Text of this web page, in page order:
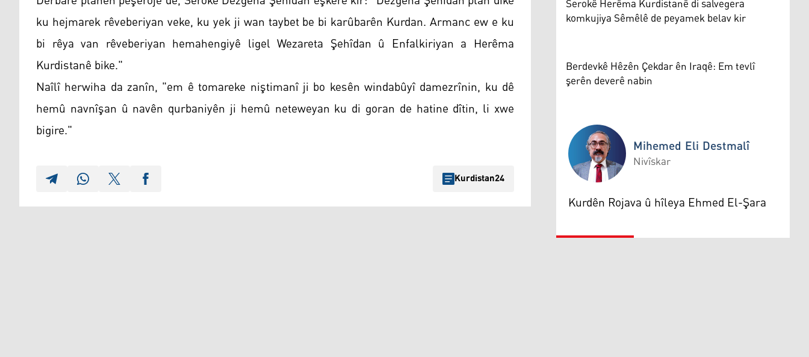
ku hejmarek rêveberiyan veke, ku yek ji wan taybet be bi karûbarên Kurdan. Armanc ew e ku
bi rêya van rêveberiyan hemahengiyê ligel Wezareta Şehîdan û Enfalkiriyan a Herêma
Kurdistanê bike."
Naîlî herwiha da zanîn, "em ê tomareke niştimanî ji bo kesên windabûyî damezrînin, ku dê
hemû navnîşan û navên qurbaniyên ji hemû neteweyan ku di goran de hatine dîtin, li xwe
bigire."
Kurdistan24
komkujiya Sêmêlê de peyamek belav kir
Berdevkê Hêzên Çekdar ên Iraqê: Em tevlî
şerên deverê nabin
Mihemed Eli Destmalî
Mihemed Eli Destmalî
Nivîskar
Kurdên Rojava û hîleya Ehmed El-Şara